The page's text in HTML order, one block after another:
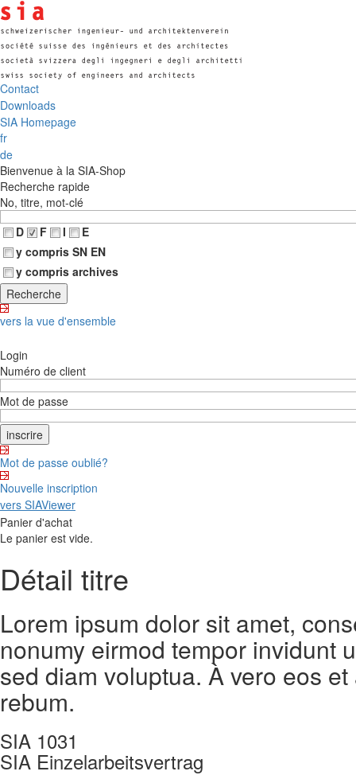
Contact
Downloads
SIA Homepage
fr
de
Bienvenue à la SIA-Shop
Recherche rapide
No, titre, mot-clé
D
F I
E
y compris SN EN
y compris archives
vers la vue d'ensemble
Login
Numéro de client
Mot de passe
Mot de passe oublié?
Nouvelle inscription
vers SIAViewer
Panier d'achat
Le panier est vide.
Détail titre
Lorem ipsum dolor sit amet,
nonumy eirmod tempor invidunt
sed diam voluptua. À vero eos
rebum.
SIA 1031
SIA Einzelarbeitsvertrag